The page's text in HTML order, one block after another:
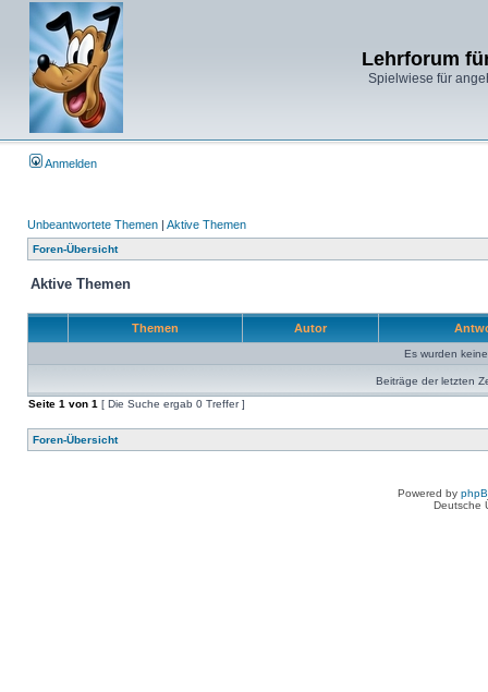
Lehrforum
Spielwiese für
Anmelden
Unbeantwortete Themen | Aktive Themen
Foren-Übersicht
Aktive Themen
Themen Autor
Es wurden
Beiträge der letzten
Seite 1 von 1 [ Die Suche ergab 0 Treffer ]
Foren-Übersicht
Powered by
Deutsche